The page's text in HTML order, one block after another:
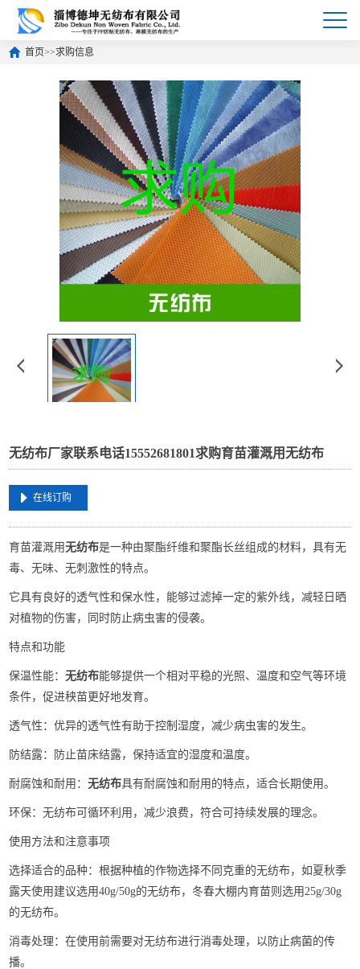
首页>>求购信息
无纺布厂家联系电话15552681801求购育苗灌溉用无纺布
在线订购
‌育苗灌溉用无纺布是一种由聚酯纤维和聚酯长丝组成的材料，具有无
毒、无味、无刺激性的特点‌。
它具有良好的透气性和保水性，能够过滤掉一定的紫外线，减轻日晒
对植物的伤害，同时防止病虫害的侵袭‌。
特点和功能 ‌
保温性能‌：无纺布能够提供一个相对平稳的光照、温度和空气等环境
条件，促进秧苗更好地发育‌。 ‌
透气性‌：优异的透气性有助于控制湿度，减少病虫害的发生‌。 ‌
防结露‌：防止苗床结露，保持适宜的湿度和温度‌。 ‌
耐腐蚀和耐用‌：无纺布具有耐腐蚀和耐用的特点，适合长期使用‌。 ‌
环保‌：无纺布可循环利用，减少浪费，符合可持续发展的理念‌。
使用方法和注意事项
选择适合的品种‌：根据种植的作物选择不同克重的无纺布，如夏秋季
露天使用建议选用40g/50g的无纺布，冬春大棚内育苗则选用25g/30g
的无纺布‌。 ‌
消毒处理‌：在使用前需要对无纺布进行消毒处理，以防止病菌的传
播‌。 ‌